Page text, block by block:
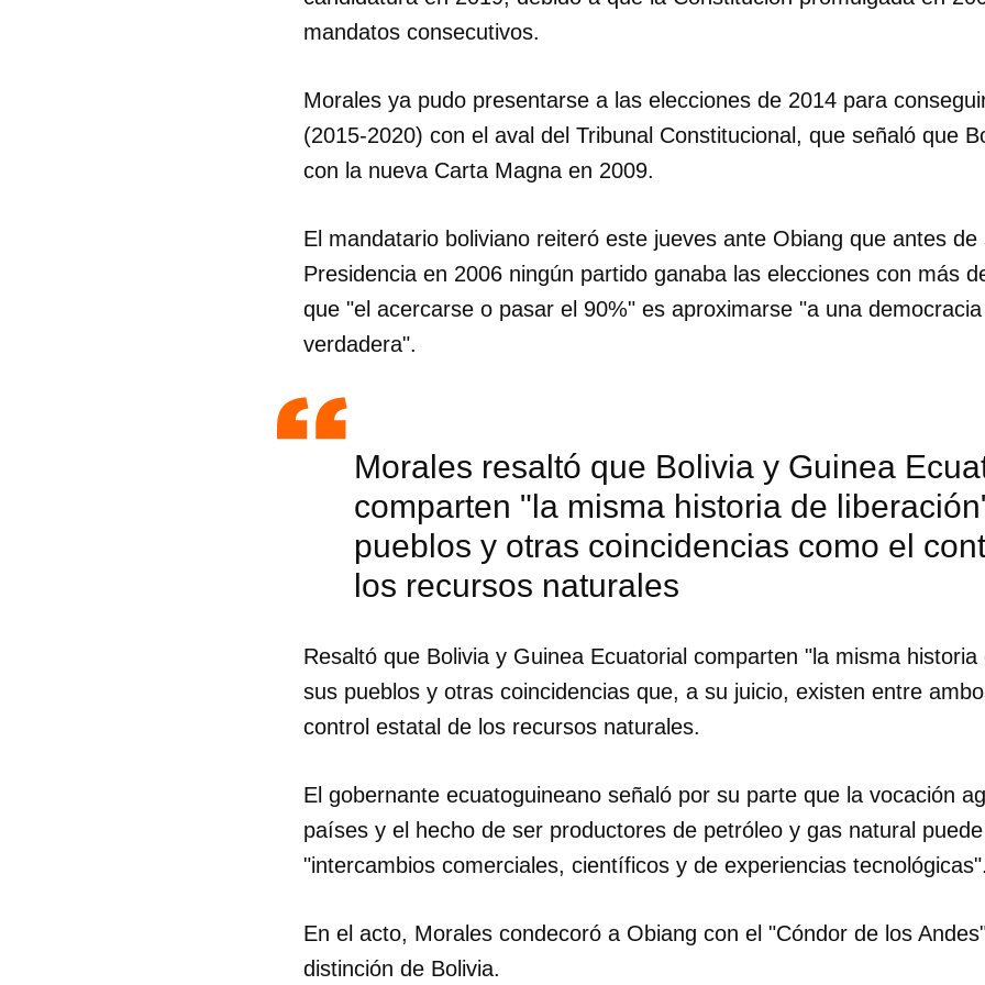
mandatos consecutivos.
Morales ya pudo presentarse a las elecciones de 2014 para
(2015-2020) con el aval del Tribunal Constitucional, que señaló que
con la nueva Carta Magna en 2009.
El mandatario boliviano reiteró este jueves ante Obiang que antes de
Presidencia en 2006 ningún partido ganaba las elecciones con más
que "el acercarse o pasar el 90%" es aproximarse "a una
verdadera".
Morales resaltó que Bolivia y Guinea
comparten "la misma historia de
pueblos y otras coincidencias como el
los recursos naturales
Resaltó que Bolivia y Guinea Ecuatorial comparten "la misma historia
sus pueblos y otras coincidencias que, a su juicio, existen entre
control estatal de los recursos naturales.
El gobernante ecuatoguineano señaló por su parte que la vocación
países y el hecho de ser productores de petróleo y gas natural
"intercambios comerciales, científicos y de experiencias
En el acto, Morales condecoró a Obiang con el "Cóndor de los
distinción de Bolivia.